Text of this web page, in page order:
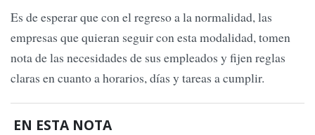
Es de esperar que con el regreso a la normalidad, las
empresas que quieran seguir con esta modalidad, tomen
nota de las necesidades de sus empleados y fijen reglas
claras en cuanto a horarios, días y tareas a cumplir.
EN ESTA NOTA